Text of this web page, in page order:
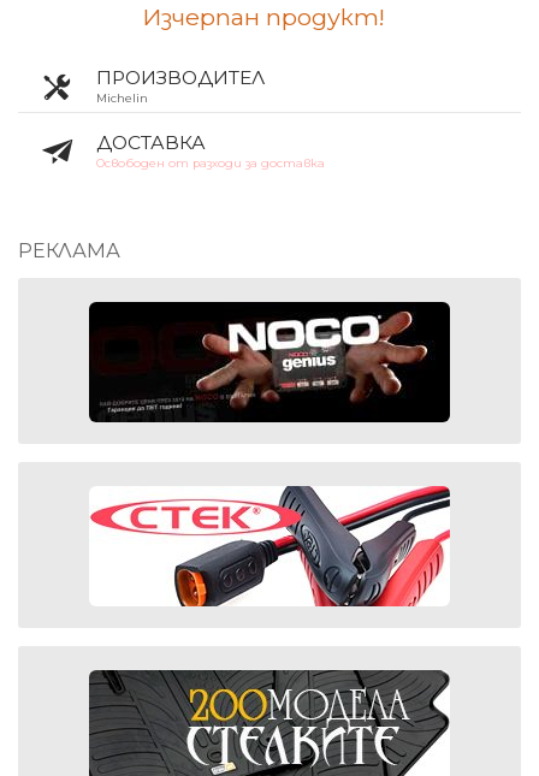
Изчерпан продукт!
ПРОИЗВОДИТЕЛ
Michelin
ДОСТАВКА
Освободен от разходи за доставка
РЕКЛАМА